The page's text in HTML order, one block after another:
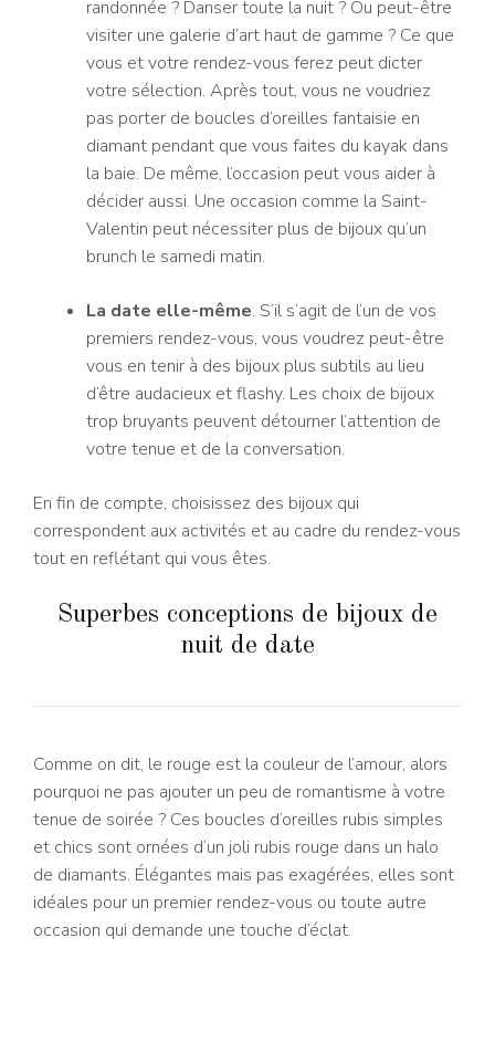
randonnée ? Danser toute la nuit ? Ou peut-être
visiter une galerie d’art haut de gamme ? Ce que
vous et votre rendez-vous ferez peut dicter
votre sélection. Après tout, vous ne voudriez
pas porter de boucles d’oreilles fantaisie en
diamant pendant que vous faites du kayak dans
la baie. De même, l’occasion peut vous aider à
décider aussi. Une occasion comme la Saint-
Valentin peut nécessiter plus de bijoux qu’un
brunch le samedi matin.
La date elle-même. S’il s’agit de l’un de vos
premiers rendez-vous, vous voudrez peut-être
vous en tenir à des bijoux plus subtils au lieu
d’être audacieux et flashy. Les choix de bijoux
trop bruyants peuvent détourner l’attention de
votre tenue et de la conversation.
En fin de compte, choisissez des bijoux qui
correspondent aux activités et au cadre du rendez-vous
tout en reflétant qui vous êtes.
Superbes conceptions de bijoux de
nuit de date
Comme on dit, le rouge est la couleur de l’amour, alors
pourquoi ne pas ajouter un peu de romantisme à votre
tenue de soirée ? Ces boucles d’oreilles rubis simples
et chics sont ornées d’un joli rubis rouge dans un halo
de diamants. Élégantes mais pas exagérées, elles sont
idéales pour un premier rendez-vous ou toute autre
occasion qui demande une touche d’éclat.